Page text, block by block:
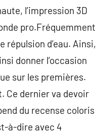
l’impression 3D
pro.Fréquemment
d’eau. Ainsi,
donner l’occasion
sur les premières.
Ce dernier va devoir
du recense coloris
à-dire avec 4